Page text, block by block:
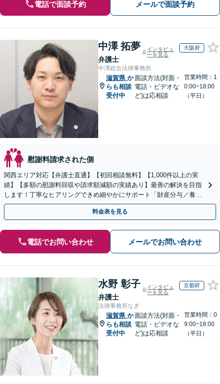
電話で面談予約 メールで面談予約
中澤 拓夢
弁護士
インタビュ
ーを見る
大阪府
中澤総合法律事務所
滋賀県 か
らも相談
受付中
面談方法(対面・
電話・ビデオな
ど)は応相談
営業時間：1
0:00~18:00
（平日）
慰謝料請求された側
関西エリア対応【弁護士直通】【初回相談無料】【1,000件以上の実
績】【多額の慰謝料回収や請求額減額の実績あり】最善の解決を目指
します！丁寧なヒアリングできめ細やかにサポート「財産分与／養育
費／婚姻費用／親権／面会交流／不貞の慰謝料請求ほか
料金表を見る
電話でお問い合わせ メールでお問い合わせ
水野 彰子
弁護士
インタビュ
ーを見る
京都府
法律事務所なぎ
滋賀県 か
らも相談
受付中
面談方法(対面・
電話・ビデオな
ど)は応相談
営業時間：0
9:00~18:00
（平日）